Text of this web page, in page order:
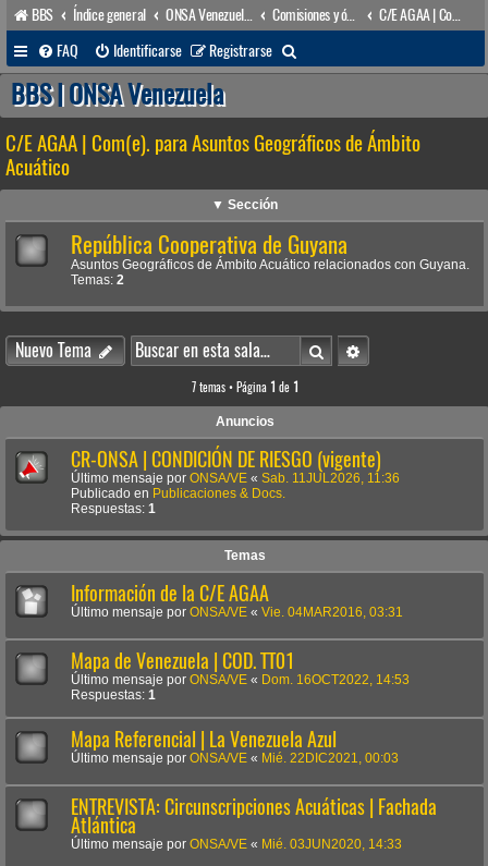
BBS Índice general ONSA Venezuela (acceso público) Comisiones y órganos Asesores internos
C/E AGAA | Com(e). para Asuntos Geográficos de Ámbito Acuático
FAQ
Identificarse Registrarse
u
c
BBS | ONSA Venezuela
C/E AGAA | Com(e). para Asuntos Geográficos de Ámbito
Acuático
▼ Sección
República Cooperativa de Guyana
Asuntos Geográficos de Ámbito Acuático relacionados con Guyana.
Temas: 2
Nuevo Tema BuscarBúsqueda avanzada
7 temas • Página 1 de 1
Anuncios
CR-ONSA | CONDICIÓN DE RIESGO (vigente)
Último mensaje por ONSA/VE « Sab. 11JUL2026, 11:36
Publicado en Publicaciones & Docs.
Respuestas: 1
Temas
Información de la C/E AGAA
Último mensaje por ONSA/VE « Vie. 04MAR2016, 03:31
Mapa de Venezuela | COD. TT01
Último mensaje por ONSA/VE « Dom. 16OCT2022, 14:53
Respuestas: 1
Mapa Referencial | La Venezuela Azul
Último mensaje por ONSA/VE « Mié. 22DIC2021, 00:03
ENTREVISTA: Circunscripciones Acuáticas | Fachada
Atlántica
Último mensaje por ONSA/VE « Mié. 03JUN2020, 14:33